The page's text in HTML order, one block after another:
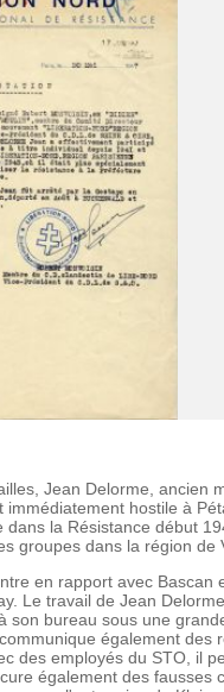
Jean Delorme, ancien
hostile à
dans la Résistance début
groupes dans la région de
en rapport avec
Le travail de Jean
son bureau sous une
également
des employés du STO, il
également des